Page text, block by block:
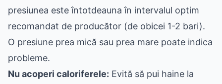
presiunea este întotdeauna în intervalul optim
recomandat de producător (de obicei 1-2 bari).
O presiune prea mică sau prea mare poate indica
probleme.
Nu acoperi caloriferele: Evită să pui haine la